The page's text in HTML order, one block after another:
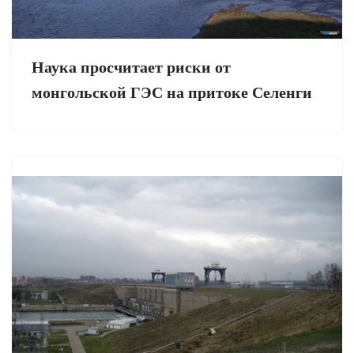
Наука просчитает риски от
монгольской ГЭС на притоке Селенги